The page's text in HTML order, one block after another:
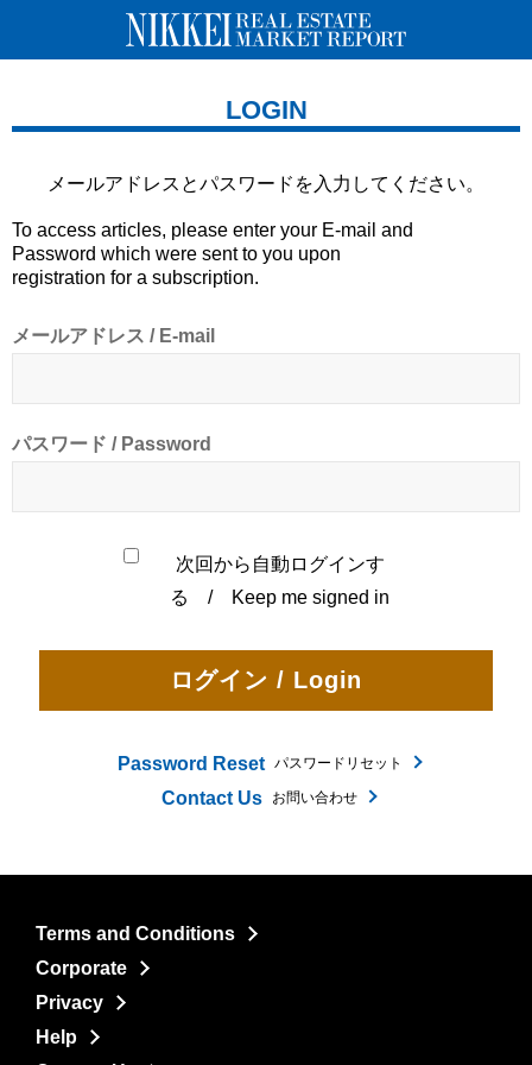
LOGIN
メールアドレスとパスワードを 入力してください。
To access articles, please enter your E-mail and
Password which were sent to you upon
registration for a subscription.
メールアドレス / E-mail
パスワード / Password
次回から自動ログインす
る / Keep me signed in
Password Reset パスワードリセット
Contact Us お問い合わせ
Terms and Conditions
Corporate
Privacy
Help